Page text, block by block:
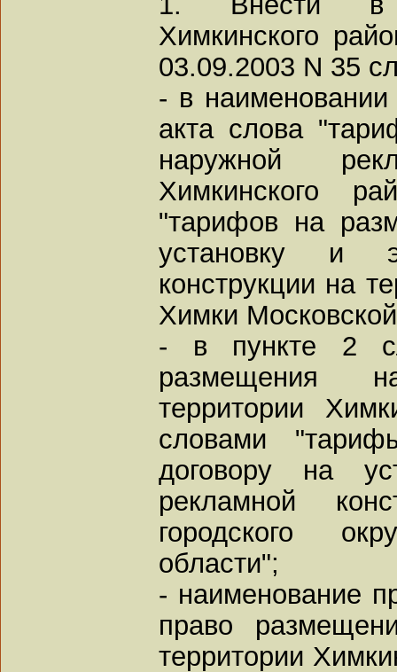
Химкинского
03.09.2003 N 35
- в наименовании
акта слова
наружной
Химкинского
"тарифов на
установку и
конструкции на
Химки
- в пункте 2
размещения
территории
словами
договору на
рекламной
городского
области";
- наименование
право
территории